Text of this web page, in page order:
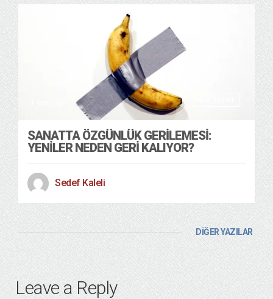
SANATTA ÖZGÜNLÜK GERİLEMESİ:
YENİLER NEDEN GERİ KALIYOR?
Sedef Kaleli
DİĞER YAZILAR
Leave a Reply